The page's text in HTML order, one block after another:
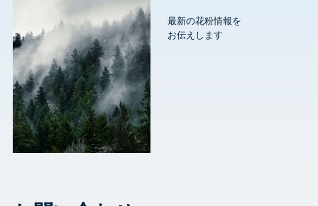
最新の花粉情報を
お伝えします